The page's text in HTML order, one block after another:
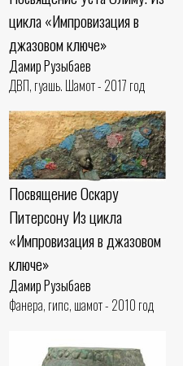
цикла «Импровизация в
джазовом ключе»
Дамир Рузыбаев
ДВП, гуашь. Шамот - 2017 год
Посвящение Оскару
Питерсону Из цикла
«Импровизация в джазовом
ключе»
Дамир Рузыбаев
Фанера, гипс, шамот - 2010 год